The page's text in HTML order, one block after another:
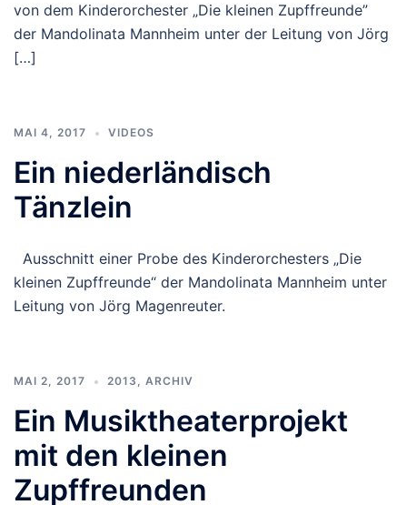
von dem Kinderorchester „Die kleinen Zupffreunde”
der Mandolinata Mannheim unter der Leitung von Jörg
[…]
MAI 4, 2017 VIDEOS
Ein niederländisch
Tänzlein
Ausschnitt einer Probe des Kinderorchesters „Die
kleinen Zupffreunde“ der Mandolinata Mannheim unter
Leitung von Jörg Magenreuter.
MAI 2, 2017 2013 , ARCHIV
Ein Musiktheaterprojekt
mit den kleinen
Zupffreunden